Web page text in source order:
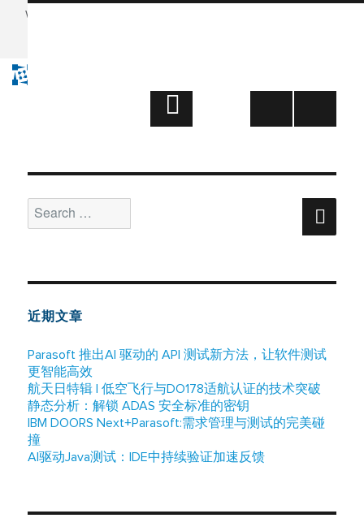
Want to see Parasoft in action? Sign up for our Monthly
文
页
for:
近期文章
Parasoft 推出AI 驱动的 API 测试新方法，让软件测试
更智能高效
航天日特辑 | 低空飞行与DO178适航认证的技术突破
静态分析：解锁 ADAS 安全标准的密钥
IBM DOORS Next+Parasoft:需求管理与测试的完美碰
撞
AI驱动Java测试：IDE中持续验证加速反馈